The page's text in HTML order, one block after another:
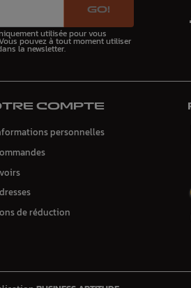
GO!
utilisée pour vous
pouvez à tout moment utiliser
la newsletter.
COMPTE
personnelles
de réduction